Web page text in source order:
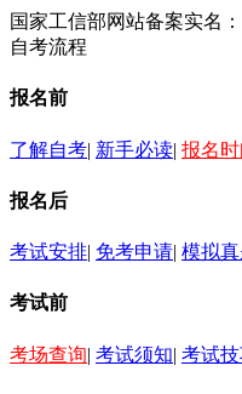
国家工信部网站备案实名
自考流程
报名前
了解自考| 新手必读| 报名时
报名后
考试安排| 免考申请| 模拟
考试前
考场查询| 考试须知| 考试